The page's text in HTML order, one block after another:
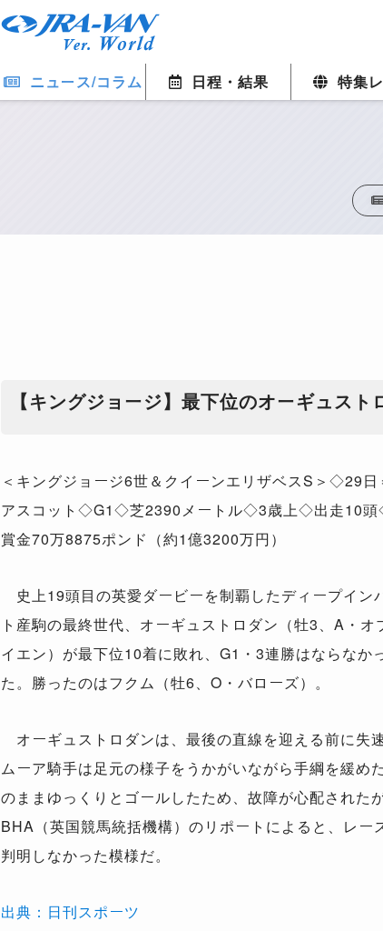
ニュース/コラム 日程・結果 特集
【キングジョージ】最下位のオーギュス
＜キングジョージ6世＆クイーンエリザベスS＞◇29日
アスコット◇G1◇芝2390メートル◇3歳上◇出走10
賞金70万8875ポンド（約1億3200万円）
史上19頭目の英愛ダービーを制覇したディープイン
ト産駒の最終世代、オーギュストロダン（牡3、A・オ
イエン）が最下位10着に敗れ、G1・3連勝はならなか
た。勝ったのはフクム（牡6、O・バローズ）。
オーギュストロダンは、最後の直線を迎える前に失速
ムーア騎手は足元の様子をうかがいながら手綱を緩め
のままゆっくりとゴールしたため、故障が心配されたが
BHA（英国競馬統括機構）のリポートによると、レ
判明しなかった模様だ。
出典：日刊スポーツ